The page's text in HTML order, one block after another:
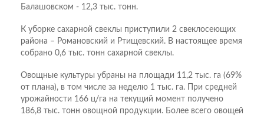
Балашовском - 12,3 тыс. тонн.
К уборке сахарной свеклы приступили 2 свеклосеющих
района – Романовский и Ртищевский. В настоящее время
собрано 0,6 тыс. тонн сахарной свеклы.
Овощные культуры убраны на площади 11,2 тыс. га (69%
от плана), в том числе за неделю 1 тыс. га. При средней
урожайности 166 ц/га на текущий момент получено
186,8 тыс. тонн овощной продукции. Более всего овощей